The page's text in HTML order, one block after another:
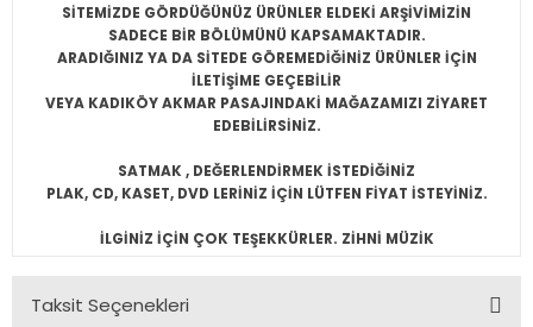
SİTEMİZDE GÖRDÜĞÜNÜZ ÜRÜNLER ELDEKİ ARŞİVİMİZİN
SADECE BİR BÖLÜMÜNÜ KAPSAMAKTADIR.
ARADIĞINIZ YA DA SİTEDE GÖREMEDİĞİNİZ ÜRÜNLER İÇİN
İLETİŞİME GEÇEBİLİR
VEYA KADIKÖY AKMAR PASAJINDAKİ MAĞAZAMIZI ZİYARET
EDEBİLİRSİNİZ.
SATMAK , DEĞERLENDİRMEK İSTEDİĞİNİZ
PLAK, CD, KASET, DVD LERİNİZ İÇİN LÜTFEN FİYAT İSTEYİNİZ.
İLGİNİZ İÇİN ÇOK TEŞEKKÜRLER. ZİHNİ MÜZİK
Taksit Seçenekleri